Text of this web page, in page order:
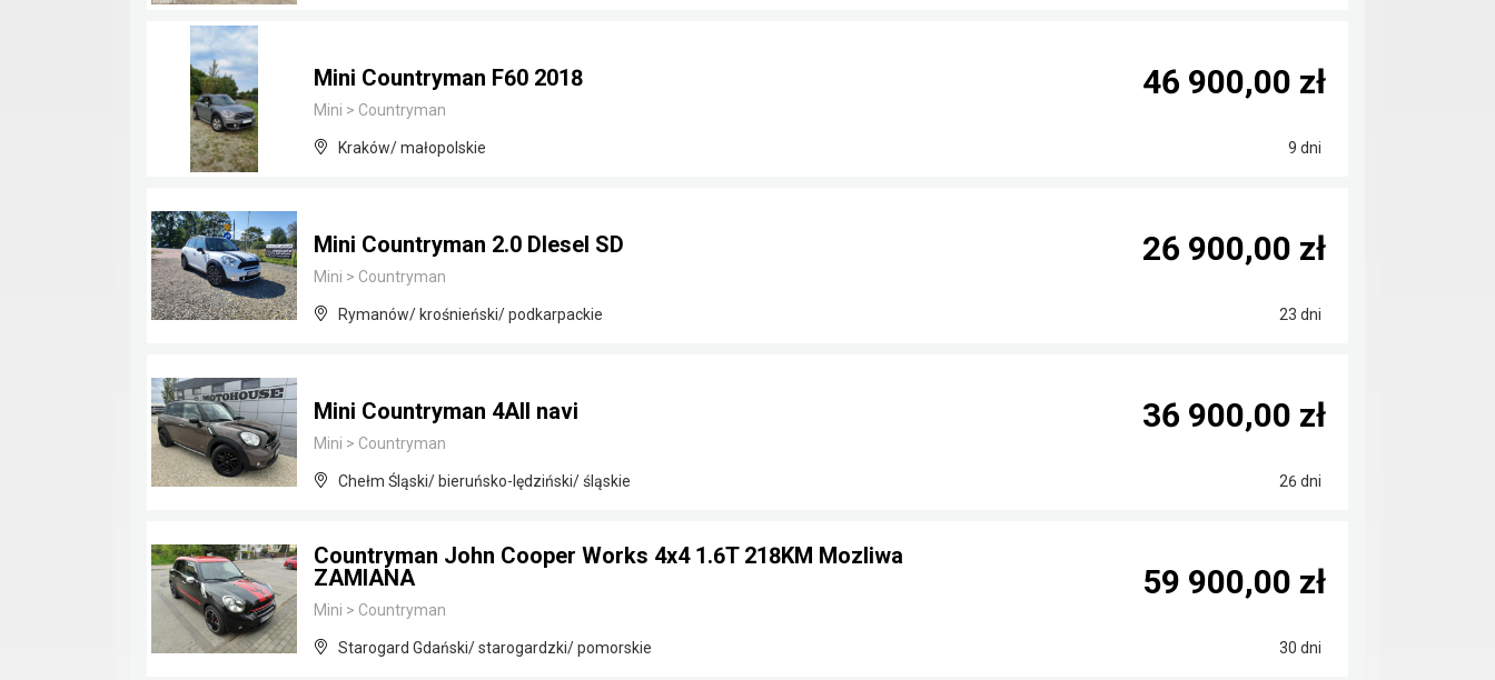
Mini Countryman F60 2018
Mini > Countryman
Kraków/ małopolskie 9 dni
46 900,00 zł
Mini Countryman 2.0 DIesel SD
Mini > Countryman
Rymanów/ krośnieński/ podkarpackie 23 dni
26 900,00 zł
Mini Countryman 4All navi
Mini > Countryman
Chełm Śląski/ bieruńsko-lędziński/ śląskie 26 dni
36 900,00 zł
Countryman John Cooper Works 4x4 1.6T 218KM Mozliwa
ZAMIANA
Mini > Countryman
Starogard Gdański/ starogardzki/ pomorskie 30 dni
59 900,00 zł